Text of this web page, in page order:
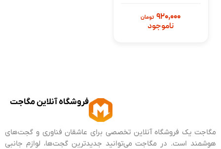
ناموجود
920,000 تومان
فروشگاه آنلاین مگاجت
مگاجت یک فروشگاه آنلاین تخصصی برای عاشقان فناوری و گجت‌های
هوشمند است. در مگاجت می‌توانید جدیدترین گجت‌ها، لوازم جانبی